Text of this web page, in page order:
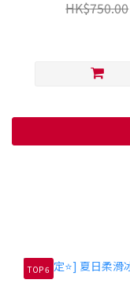
HK$750.00
TOP 6